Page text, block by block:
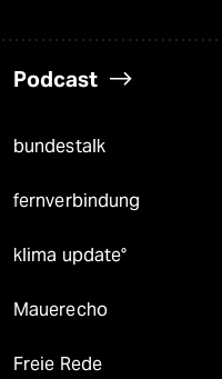
Podcast
bundestalk
fernverbindung
klima update°
Mauerecho
Freie Rede